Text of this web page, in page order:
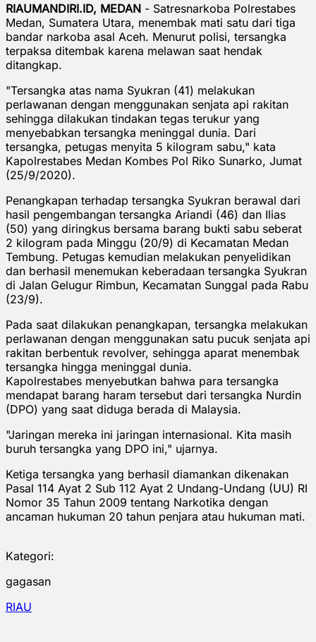
RIAUMANDIRI.ID, MEDAN - Satresnarkoba Polrestabes
Medan, Sumatera Utara, menembak mati satu dari tiga
bandar narkoba asal Aceh. Menurut polisi, tersangka
terpaksa ditembak karena melawan saat hendak
ditangkap.
"Tersangka atas nama Syukran (41) melakukan
perlawanan dengan menggunakan senjata api rakitan
sehingga dilakukan tindakan tegas terukur yang
menyebabkan tersangka meninggal dunia. Dari
tersangka, petugas menyita 5 kilogram sabu," kata
Kapolrestabes Medan Kombes Pol Riko Sunarko, Jumat
(25/9/2020).
Penangkapan terhadap tersangka Syukran berawal dari
hasil pengembangan tersangka Ariandi (46) dan Ilias
(50) yang diringkus bersama barang bukti sabu seberat
2 kilogram pada Minggu (20/9) di Kecamatan Medan
Tembung. Petugas kemudian melakukan penyelidikan
dan berhasil menemukan keberadaan tersangka Syukran
di Jalan Gelugur Rimbun, Kecamatan Sunggal pada Rabu
(23/9).
Pada saat dilakukan penangkapan, tersangka melakukan
perlawanan dengan menggunakan satu pucuk senjata api
rakitan berbentuk revolver, sehingga aparat menembak
tersangka hingga meninggal dunia.
Kapolrestabes menyebutkan bahwa para tersangka
mendapat barang haram tersebut dari tersangka Nurdin
(DPO) yang saat diduga berada di Malaysia.
"Jaringan mereka ini jaringan internasional. Kita masih
buruh tersangka yang DPO ini," ujarnya.
Ketiga tersangka yang berhasil diamankan dikenakan
Pasal 114 Ayat 2 Sub 112 Ayat 2 Undang-Undang (UU) RI
Nomor 35 Tahun 2009 tentang Narkotika dengan
ancaman hukuman 20 tahun penjara atau hukuman mati.
Kategori:
gagasan
RIAU